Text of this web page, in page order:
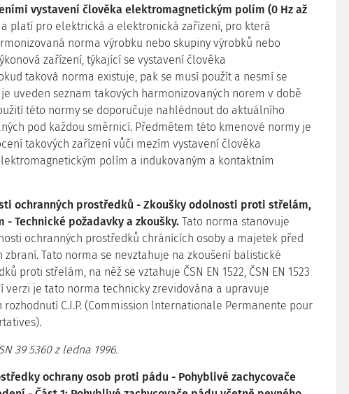
vystavení člověka elektromagnetickým polím (0 Hz až
platí pro elektrická a elektronická zařízení, pro která
norma výrobku nebo skupiny výrobků nebo
zařízení, týkající se vystavení člověka
taková norma existuje, pak se musí použít a nesmí se
uveden seznam takových harmonizovaných norem v době
této normy se doporučuje nahlédnout do aktuálního
pod každou směrnicí. Předmětem této kmenové normy je
takových zařízení vůči mezím vystavení člověka
polím a indukovaným a kontaktním
ochranných prostředků - Zkoušky odolnosti proti střelám,
Technické požadavky a zkoušky. Tato norma stanovuje
ochranných prostředků chránících osoby a majetek před
Tato norma se nevztahuje na zkoušení balistické
proti střelám, na něž se vztahuje ČSN EN 1522, ČSN EN 1523
verzi je tato norma technicky zrevidována a upravuje
C.I.P. (Commission lnternationale Permanente pour
39 5360 z ledna 1996.
ochrany osob proti pádu - Pohyblivé zachycovače